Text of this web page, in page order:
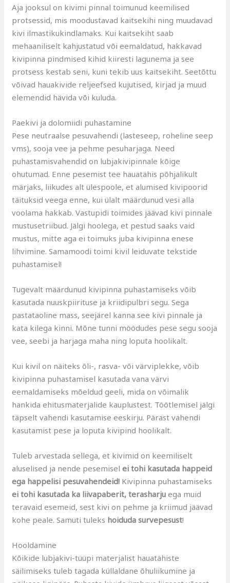
Aja jooksul on kivimi pinnal toimunud keemilised
protsessid, mis moodustavad kaitsekihi ning muudavad
kivi ilmastikukindlamaks. Kui kaitsekiht saab
mehaaniliselt kahjustatud või eemaldatud, hakkavad
kivipinna pindmised kihid kiiresti lagunema ja see
protsess kestab seni, kuni tekib uus kaitsekiht. Seetõttu
võivad hauakivide reljeefsed kujutised, kirjad ja muud
elemendid hävida või kuluda.
Paekivi ja dolomiidi puhastamine
Pese neutraalse pesuvahendi (lasteseep, roheline seep
vms), sooja vee ja pehme pesuharjaga. Need
puhastamisvahendid on lubjakivipinnale kõige
ohutumad. Enne pesemist tee hauatähis põhjalikult
märjaks, liikudes alt ülespoole, et alumised kivipoorid
täituksid veega enne, kui ülalt määrdunud vesi alla
voolama hakkab. Vastupidi toimides jäävad kivi pinnale
mustusetriibud. Jälgi hoolega, et pestud saaks vaid
mustus, mitte aga ei toimuks juba kivipinna enese
lihvimine. Samamoodi toimi kivil leiduvate tekstide
puhastamisel!
Tugevalt määrdunud kivipinna puhastamiseks võib
kasutada nuuskpiirituse ja kriidipulbri segu. Sega
pastataoline mass, seejärel kanna see kivi pinnale ja
kata kilega kinni. Mõne tunni möödudes pese segu sooja
vee, seebi ja harjaga maha ning loputa hoolikalt.
Kui kivil on näiteks õli-, rasva- või värviplekke, võib
kivipinna puhastamisel kasutada vana värvi
eemaldamiseks mõeldud geeli, mida on võimalik
hankida ehitusmaterjalide kauplustest. Töötlemisel jälgi
täpselt vahendi kasutamise eeskirju. Pärast vahendi
kasutamist pese ja loputa kivipind hoolikalt.
Tuleb arvestada sellega, et kivimid on keemiliselt
aluselised ja nende pesemiselei tohi kasutada happeid
ega happelisi pesuvahendeid! Kivipinna puhastamiseks
ei tohi kasutada ka liivapaberit, terasharju ega muid
teravaid esemeid, sest kivi on pehme ja kriimud jäävad
kohe peale. Samuti tuleks hoiduda survepesust!
Hooldamine
Kõikide lubjakivi-tüüpi materjalist hauatähiste
säilimiseks tuleb tagada küllaldane õhuliikumine ja